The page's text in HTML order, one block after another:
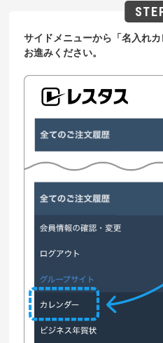
サイドメニューから「名入れ
お進みください。